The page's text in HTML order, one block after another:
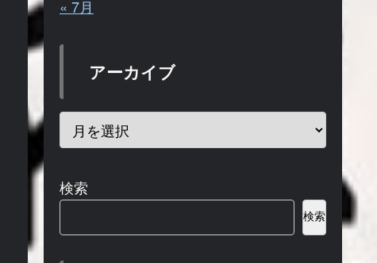
« 7月
アーカイブ
検索
検索